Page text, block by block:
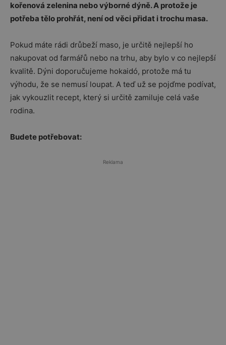
kořenová zelenina nebo výborné dýně. A protože je
potřeba tělo prohřát, není od věci přidat i trochu masa.
Pokud máte rádi drůbeží maso, je určitě nejlepší ho
nakupovat od farmářů nebo na trhu, aby bylo v co nejlepší
kvalitě. Dýni doporučujeme hokaidó, protože má tu
výhodu, že se nemusí loupat. A teď už se pojďme podívat,
jak vykouzlit recept, který si určitě zamiluje celá vaše
rodina.
Budete potřebovat:
Reklama